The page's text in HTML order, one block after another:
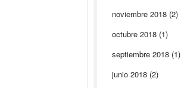
noviembre 2018 (2)
octubre 2018 (1)
septiembre 2018 (1)
junio 2018 (2)